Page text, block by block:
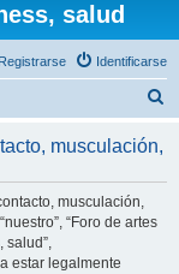
salud
Identificarse
Registrarse
c
musculación,
musculación,
“Foro de artes
salud”,
estar legalmente